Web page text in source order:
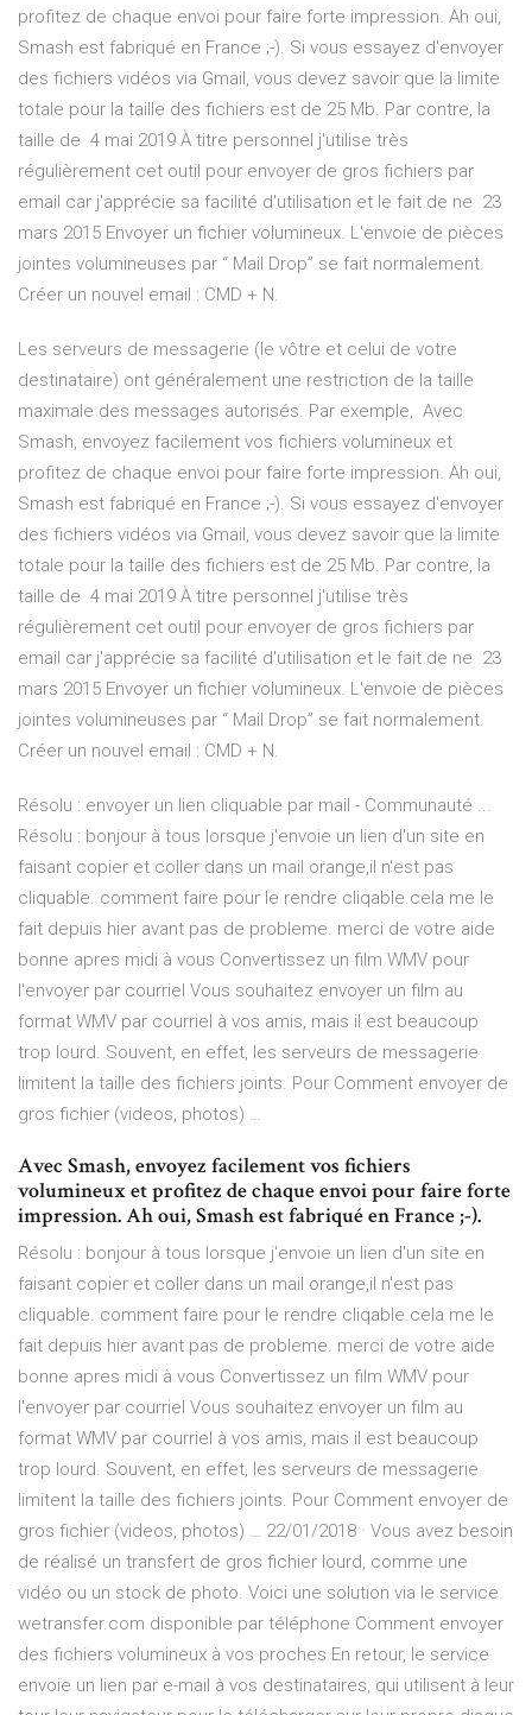
profitez de chaque envoi pour faire forte impression. Ah oui,
Smash est fabriqué en France ;-). Si vous essayez d'envoyer
des fichiers vidéos via Gmail, vous devez savoir que la limite
totale pour la taille des fichiers est de 25 Mb. Par contre, la
taille de 4 mai 2019 À titre personnel j'utilise très
régulièrement cet outil pour envoyer de gros fichiers par
email car j'apprécie sa facilité d'utilisation et le fait de ne 23
mars 2015 Envoyer un fichier volumineux. L'envoie de pièces
jointes volumineuses par “ Mail Drop” se fait normalement.
Créer un nouvel email : CMD + N.
Les serveurs de messagerie (le vôtre et celui de votre
destinataire) ont généralement une restriction de la taille
maximale des messages autorisés. Par exemple, Avec
Smash, envoyez facilement vos fichiers volumineux et
profitez de chaque envoi pour faire forte impression. Ah oui,
Smash est fabriqué en France ;-). Si vous essayez d'envoyer
des fichiers vidéos via Gmail, vous devez savoir que la limite
totale pour la taille des fichiers est de 25 Mb. Par contre, la
taille de 4 mai 2019 À titre personnel j'utilise très
régulièrement cet outil pour envoyer de gros fichiers par
email car j'apprécie sa facilité d'utilisation et le fait de ne 23
mars 2015 Envoyer un fichier volumineux. L'envoie de pièces
jointes volumineuses par “ Mail Drop” se fait normalement.
Créer un nouvel email : CMD + N.
Résolu : envoyer un lien cliquable par mail - Communauté ...
Résolu : bonjour à tous lorsque j'envoie un lien d'un site en
faisant copier et coller dans un mail orange,il n'est pas
cliquable. comment faire pour le rendre cliqable.cela me le
fait depuis hier avant pas de probleme. merci de votre aide
bonne apres midi à vous Convertissez un film WMV pour
l'envoyer par courriel Vous souhaitez envoyer un film au
format WMV par courriel à vos amis, mais il est beaucoup
trop lourd. Souvent, en effet, les serveurs de messagerie
limitent la taille des fichiers joints. Pour Comment envoyer de
gros fichier (videos, photos) …
Avec Smash, envoyez facilement vos fichiers
volumineux et profitez de chaque envoi pour faire forte
impression. Ah oui, Smash est fabriqué en France ;-).
Résolu : bonjour à tous lorsque j'envoie un lien d'un site en
faisant copier et coller dans un mail orange,il n'est pas
cliquable. comment faire pour le rendre cliqable.cela me le
fait depuis hier avant pas de probleme. merci de votre aide
bonne apres midi à vous Convertissez un film WMV pour
l'envoyer par courriel Vous souhaitez envoyer un film au
format WMV par courriel à vos amis, mais il est beaucoup
trop lourd. Souvent, en effet, les serveurs de messagerie
limitent la taille des fichiers joints. Pour Comment envoyer de
gros fichier (videos, photos) … 22/01/2018 · Vous avez besoin
de réalisé un transfert de gros fichier lourd, comme une
vidéo ou un stock de photo. Voici une solution via le service
wetransfer.com disponible par téléphone Comment envoyer
des fichiers volumineux à vos proches En retour, le service
envoie un lien par e-mail à vos destinataires, qui utilisent à leur